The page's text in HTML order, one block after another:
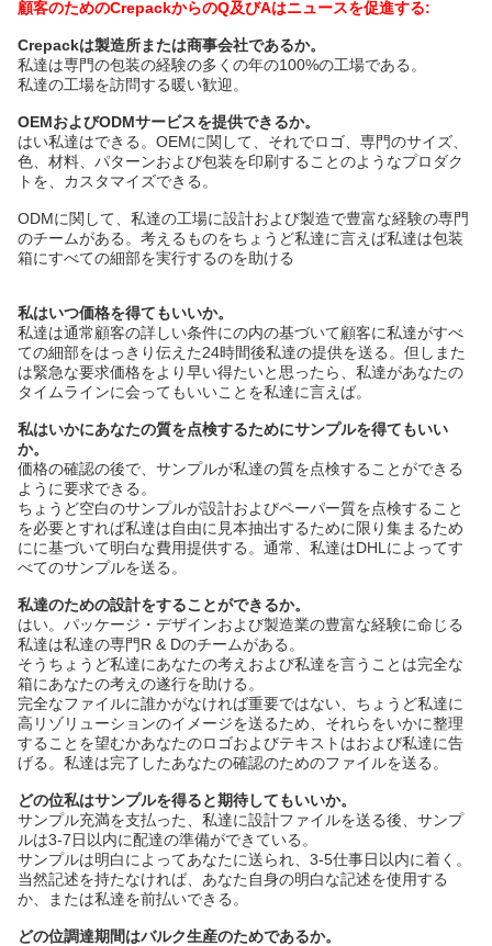
顧客のためのCrepackからのQ及びAはニュースを促進する:
Crepackは製造所または商事会社であるか。
私達は専門の包装の経験の多くの年の100%の工場である。
私達の工場を訪問する暖い歓迎。
OEMおよびODMサービスを提供できるか。
はい私達はできる。OEMに関して、それでロゴ、専門のサイズ、
色、材料、パターンおよび包装を印刷することのようなプロダク
トを、カスタマイズできる。
ODMに関して、私達の工場に設計および製造で豊富な経験の専門
のチームがある。考えるものをちょうど私達に言えば私達は包装
箱にすべての細部を実行するのを助ける
私はいつ価格を得てもいいか。
私達は通常顧客の詳しい条件にの内の基づいて顧客に私達がすべ
ての細部をはっきり伝えた24時間後私達の提供を送る。但しまた
は緊急な要求価格をより早い得たいと思ったら、私達があなたの
タイムラインに会ってもいいことを私達に言えば。
私はいかにあなたの質を点検するためにサンプルを得てもいい
か。
価格の確認の後で、サンプルが私達の質を点検することができる
ように要求できる。
ちょうど空白のサンプルが設計およびペーパー質を点検すること
を必要とすれば私達は自由に見本抽出するために限り集まるため
にに基づいて明白な費用提供する。通常、私達はDHLによってす
べてのサンプルを送る。
私達のための設計をすることができるか。
はい。パッケージ・デザインおよび製造業の豊富な経験に命じる
私達は私達の専門R & Dのチームがある。
そうちょうど私達にあなたの考えおよび私達を言うことは完全な
箱にあなたの考えの遂行を助ける。
完全なファイルに誰かがなければ重要ではない、ちょうど私達に
高リゾリューションのイメージを送るため、それらをいかに整理
することを望むかあなたのロゴおよびテキストはおよび私達に告
げる。私達は完了したあなたの確認のためのファイルを送る。
どの位私はサンプルを得ると期待してもいいか。
サンプル充満を支払った、私達に設計ファイルを送る後、サンプ
ルは3-7日以内に配達の準備ができている。
サンプルは明白によってあなたに送られ、3-5仕事日以内に着く。
当然記述を持たなければ、あなた自身の明白な記述を使用する
か、または私達を前払いできる。
どの位調達期間はバルク生産のためであるか。